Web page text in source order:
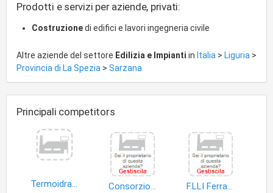
Prodotti e servizi per aziende, privati:
Costruzionedi edifici e lavori ingegneria civile
Altre aziende del settore Edilizia e Impianti in Italia > Liguria >
Provincia di La Spezia > Sarzana
Principali competitors
Termoidraulica di Paita Maurizio
Consorzio Dei Proprietari Del Centro Commerciale Centroluna
F.LLI Ferrarini Ceramiche S.A.S di Ferrarini Ireneo & C